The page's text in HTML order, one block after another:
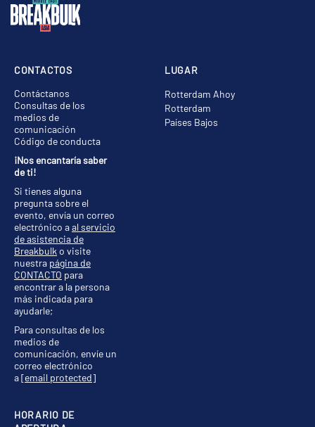
LUGAR
Rotterdam Ahoy
Rotterdam
Países Bajos
HORARIO DE
CONTACTOS
Contáctanos
Consultas de los
medios de
comunicación
Código de conducta
¡Nos encantaría saber
de ti!
Si tienes alguna
pregunta sobre el
evento, envía un correo
electrónico aal servicio
de asistencia de
Breakbulk o visite
nuestra página de
CONTACTO para
encontrar a la persona
más indicada para
ayudarle;
Para consultas de los
medios de
comunicación, envíe un
correo electrónico
a[email protected]